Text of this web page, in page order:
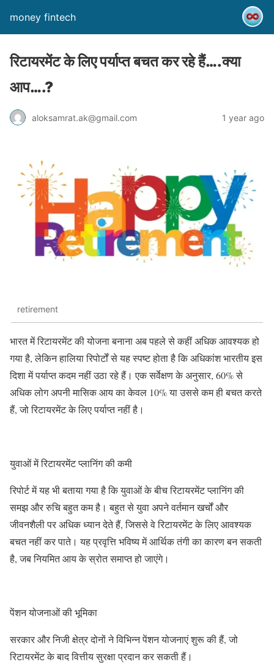
money fintech
रिटायरमेंट के लिए पर्याप्त बचत कर रहे हैं….क्या
आप….?
aloksamrat.ak@gmail.com 1 year ago
retirement
भारत में रिटायरमेंट की योजना बनाना अब पहले से कहीं अधिक आवश्यक हो
गया है, लेकिन हालिया रिपोर्टों से यह स्पष्ट होता है कि अधिकांश भारतीय इस
दिशा में पर्याप्त कदम नहीं उठा रहे हैं। एक सर्वेक्षण के अनुसार, 60% से
अधिक लोग अपनी मासिक आय का केवल 10% या उससे कम ही बचत करते
हैं, जो रिटायरमेंट के लिए पर्याप्त नहीं है।
युवाओं में रिटायरमेंट प्लानिंग की कमी
रिपोर्ट में यह भी बताया गया है कि युवाओं के बीच रिटायरमेंट प्लानिंग की
समझ और रुचि बहुत कम है। बहुत से युवा अपने वर्तमान खर्चों और
जीवनशैली पर अधिक ध्यान देते हैं, जिससे वे रिटायरमेंट के लिए आवश्यक
बचत नहीं कर पाते। यह प्रवृत्ति भविष्य में आर्थिक तंगी का कारण बन सकती
है, जब नियमित आय के स्रोत समाप्त हो जाएंगे।
पेंशन योजनाओं की भूमिका
सरकार और निजी क्षेत्र दोनों ने विभिन्न पेंशन योजनाएं शुरू की हैं, जो
रिटायरमेंट के बाद वित्तीय सुरक्षा प्रदान कर सकती हैं।